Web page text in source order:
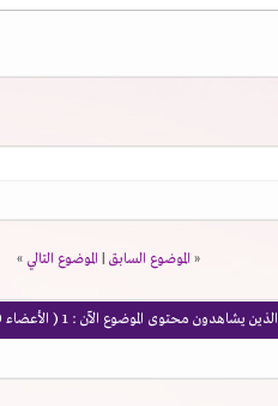
« الموضوع السابق الموضوع التالي »
الذين يشاهدون محتوى الموضوع الآن : 1 ( الأعضاء 0 والزوار 1)